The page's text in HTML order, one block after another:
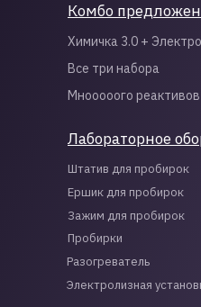
Химичка 3.0 +
Все три набора
Мнооооого реактивов
Штатив для пробирок
Ершик для пробирок
Пробирки
Разогреватель
Зажим для пробирок
Электролизная
Лабораторное
Комбо